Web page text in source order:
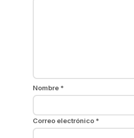
Nombre *
Correo electrónico *